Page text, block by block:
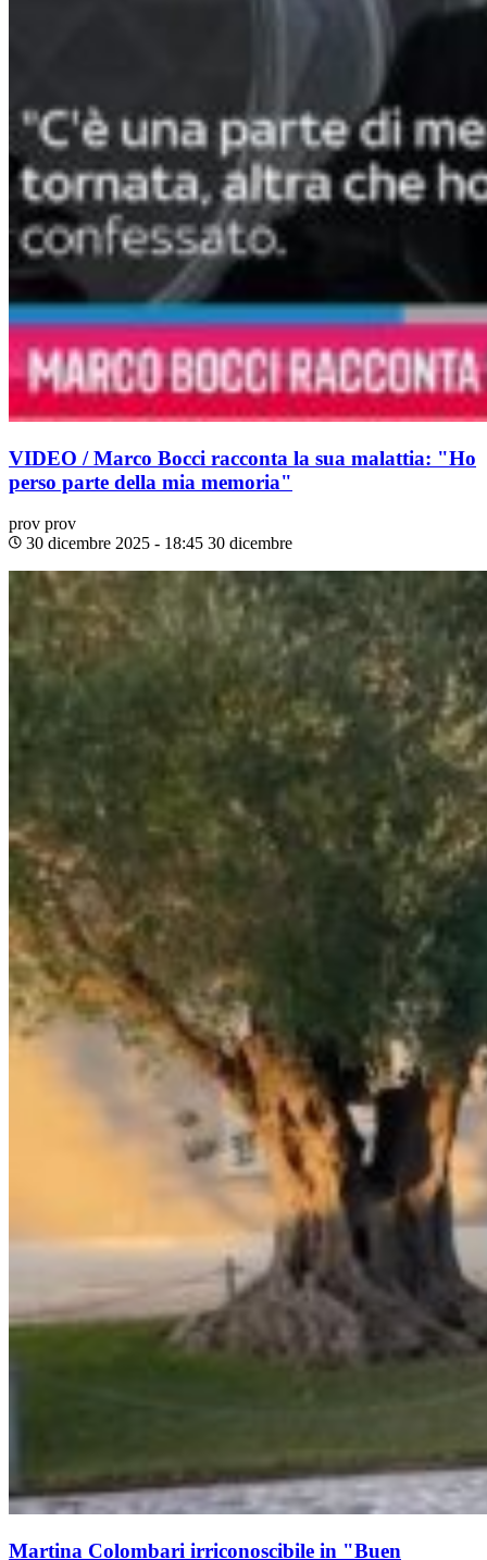
VIDEO / Marco Bocci racconta la sua malattia: "Ho
perso parte della mia memoria"
prov prov
30 dicembre 2025 - 18:45 30 dicembre
Martina Colombari irriconoscibile in "Buen